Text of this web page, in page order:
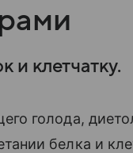
и клетчатку.
голода,
белка и